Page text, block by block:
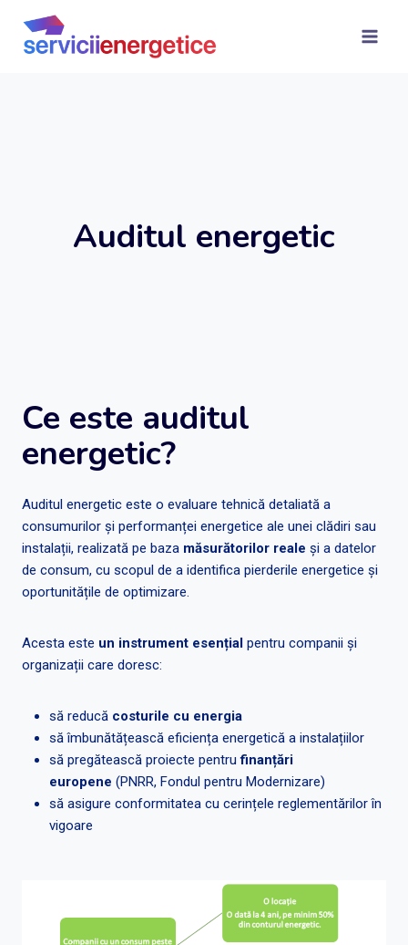
content
Auditul energetic
Ce este auditul
energetic?
Auditul energetic este o evaluare tehnică detaliată a
consumurilor și performanței energetice ale unei clădiri sau
instalații, realizată pe baza măsurătorilor reale și a datelor
de consum, cu scopul de a identifica pierderile energetice și
oportunitățile de optimizare.
Acesta este un instrument esențial pentru companii și
organizații care doresc:
să reducă costurile cu energia
să îmbunătățească eficiența energetică a instalațiilor
să pregătească proiecte pentrufinanțări
europene (PNRR, Fondul pentru Modernizare)
să asigure conformitatea cu cerințele reglementărilor în
vigoare